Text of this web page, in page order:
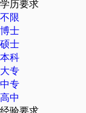
学历要求
不限
博士
硕士
本科
大专
中专
高中
经验要求